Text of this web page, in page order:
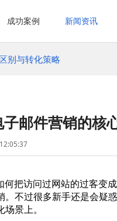
成功案例 新闻资讯
别与转化策略
邮件营销的核
把访问过网站的过客变
不过很多新手还是会疑
景上。